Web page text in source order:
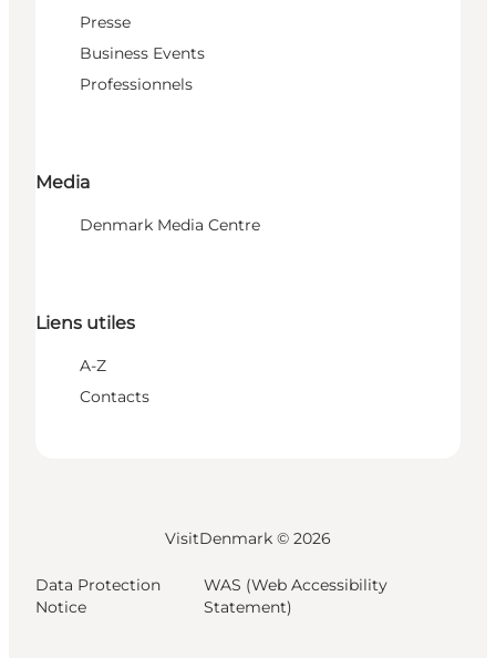
Presse
Business Events
Professionnels
Media
Denmark Media Centre
Liens utiles
A-Z
Contacts
VisitDenmark © 2026
Data Protection
Notice
WAS (Web Accessibility
Statement)